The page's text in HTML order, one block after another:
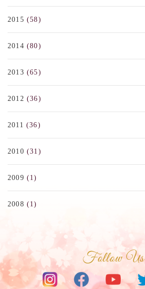
2015 (58)
2014 (80)
2013 (65)
2012 (36)
2011 (36)
2010 (31)
2009 (1)
2008 (1)
Follow Us